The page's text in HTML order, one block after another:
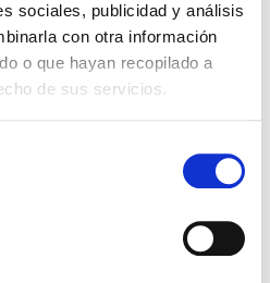
sociales, publicidad y análisis
con otra información
o que hayan recopilado a
de sus servicios.
y las secciones clave
interesar
Online